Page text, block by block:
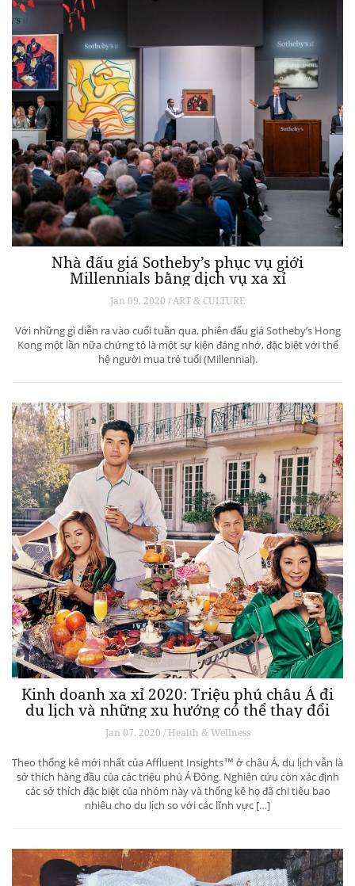
Nhà đấu giá Sotheby’s phục vụ giới
Millennials bằng dịch vụ xa xỉ
Jan 09, 2020 / ART & CULTURE
Với những gì diễn ra vào cuối tuần qua, phiên đấu giá Sotheby’s Hong
Kong một lần nữa chứng tỏ là một sự kiện đáng nhớ, đặc biệt với thế
hệ người mua trẻ tuổi (Millennial).
Kinh doanh xa xỉ 2020: Triệu phú châu Á đi
du lịch và những xu hướng có thể thay đổi
ngành du lịch thượng lưu
Jan 07, 2020 / Health & Wellness
Theo thống kê mới nhất của Affluent Insights™ ở châu Á, du lịch vẫn là
sở thích hàng đầu của các triệu phú Á Đông. Nghiên cứu còn xác định
các sở thích đặc biệt của nhóm này và thống kê họ đã chi tiêu bao
nhiêu cho du lịch so với các lĩnh vực […]